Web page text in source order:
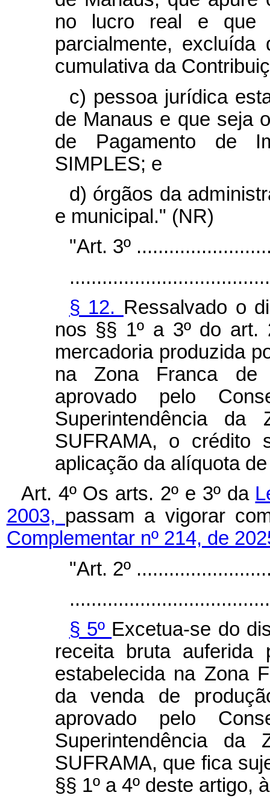
no lucro real e que
parcialmente,
cumulativa da
c) pessoa jurídica
de Manaus e que seja
de Pagamento de
SIMPLES; e
d) órgãos da
e municipal." (NR)
"Art. 3º
§ 12. Ressalvado o
nos §§ 1º a 3º do art.
mercadoria produzida
na Zona Franca de
aprovado pelo
Superintendência
SUFRAMA, o crédito
aplicação da alíquota
Art. 4º Os arts. 2º e 3º da
2003, passam a vigorar
Complementar nº 214, de
"Art. 2º
§ 5º Excetua-se do
receita bruta auferida
estabelecida na Zona
da venda de
aprovado pelo
Superintendência
SUFRAMA, que fica
§§ 1º a 4º deste artigo,